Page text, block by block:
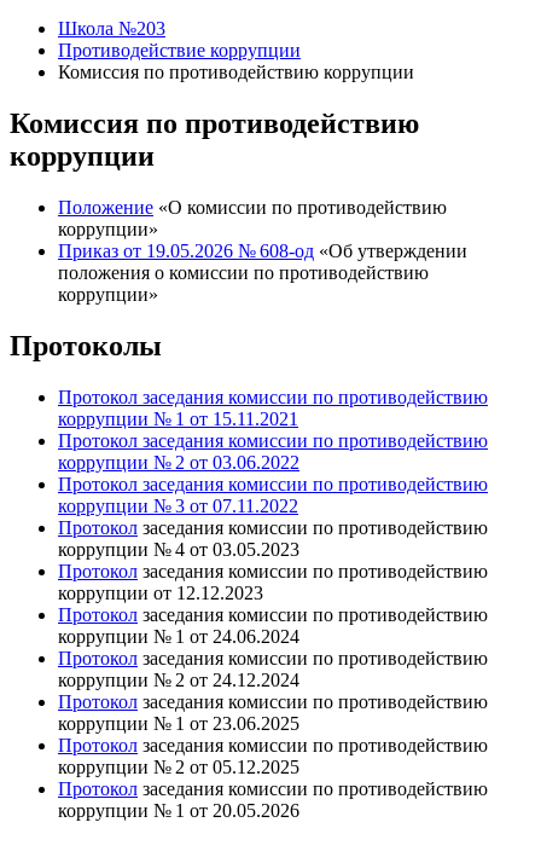
Школа №203
Противодействие коррупции
Комиссия по противодействию коррупции
Комиссия по противодействию
коррупции
Положение «О комиссии по противодействию
коррупции»
Приказ от 19.05.2026 № 608-од «Об утверждении
положения о комиссии по противодействию
коррупции»
Протоколы
Протокол заседания комиссии по противодействию
коррупции № 1 от 15.11.2021
Протокол заседания комиссии по противодействию
коррупции № 2 от 03.06.2022
Протокол заседания комиссии по противодействию
коррупции № 3 от 07.11.2022
Протокол заседания комиссии по противодействию
коррупции № 4 от 03.05.2023
Протокол заседания комиссии по противодействию
коррупции от 12.12.2023
Протокол заседания комиссии по противодействию
коррупции № 1 от 24.06.2024
Протокол заседания комиссии по противодействию
коррупции № 2 от 24.12.2024
Протокол заседания комиссии по противодействию
коррупции № 1 от 23.06.2025
Протокол заседания комиссии по противодействию
коррупции № 2 от 05.12.2025
Протокол заседания комиссии по противодействию
коррупции № 1 от 20.05.2026